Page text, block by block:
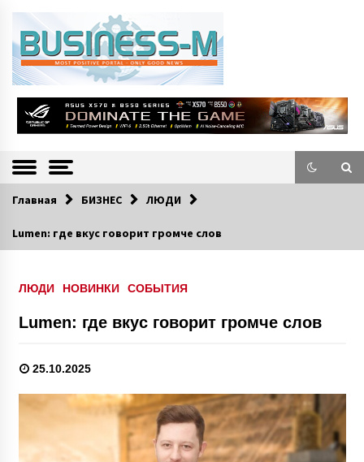
BUSINESS-M
—
Информацио
нно-деловой
экономической и культурной жизни Эстонии и зарубежных стран.
Главная БИЗНЕС ЛЮДИ
Lumen: где вкус говорит громче слов
ЛЮДИ НОВИНКИ СОБЫТИЯ
Lumen: где вкус говорит громче слов
25.10.2025